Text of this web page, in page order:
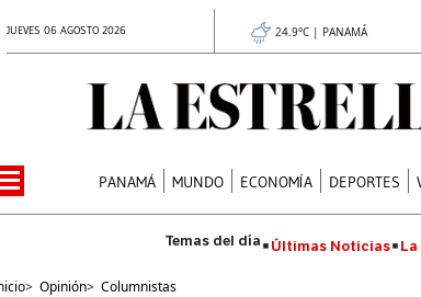
JUEVES 06 AGOSTO 2026 24.9°C | PANAMÁ
PANAMÁ MUNDO ECONOMÍA DEPORTES
Últimas Noticias
> Opinión> Columnistas